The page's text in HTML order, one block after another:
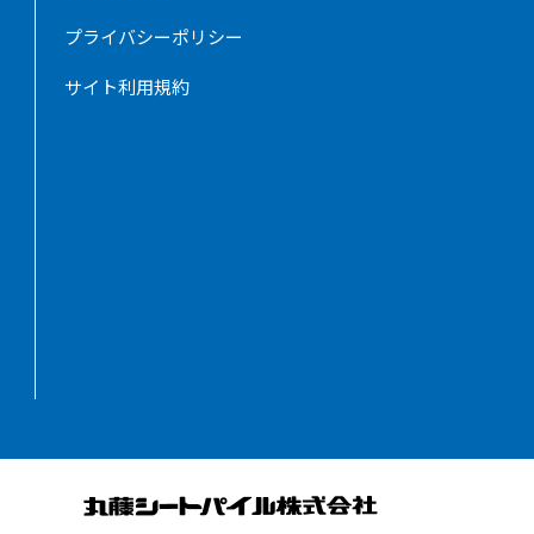
プライバシーポリシー
サイト利用規約